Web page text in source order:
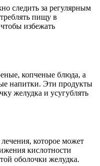
следить за регулярным
пищу в
избежать
копченые блюда, а
напитки. Эти продукты
желудка и усугублять
которое может
кислотности
оболочки желудка.